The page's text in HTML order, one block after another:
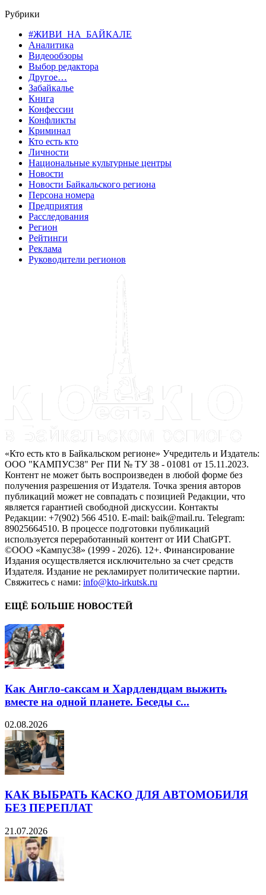
Рубрики
#ЖИВИ_НА_БАЙКАЛЕ
Аналитика
Видеообзоры
Выбор редактора
Другое…
Забайкалье
Книга
Конфессии
Конфликты
Криминал
Кто есть кто
Личности
Национальные культурные центры
Новости
Новости Байкальского региона
Персона номера
Предприятия
Расследования
Регион
Рейтинги
Реклама
Руководители регионов
«Кто есть кто в Байкальском регионе» Учредитель и Издатель:
ООО "КАМПУС38" Рег ПИ № ТУ 38 - 01081 от 15.11.2023.
Контент не может быть воспроизведен в любой форме без
получения разрешения от Издателя. Точка зрения авторов
публикаций может не совпадать с позицией Редакции, что
является гарантией свободной дискуссии. Контакты
Редакции: +7(902) 566 4510. E-mail: baik@mail.ru. Telegram:
89025664510. В процессе подготовки публикаций
используется переработанный контент от ИИ ChatGPT.
©ООО «Кампус38» (1999 - 2026). 12+. Финансирование
Издания осуществляется исключительно за счет средств
Издателя. Издание не рекламирует политические партии.
Свяжитесь с нами: info@kto-irkutsk.ru
ЕЩЁ БОЛЬШЕ НОВОСТЕЙ
Как Англо-саксам и Хардлендцам выжить
вместе на одной планете. Беседы с...
02.08.2026
КАК ВЫБРАТЬ КАСКО ДЛЯ АВТОМОБИЛЯ
БЕЗ ПЕРЕПЛАТ
21.07.2026